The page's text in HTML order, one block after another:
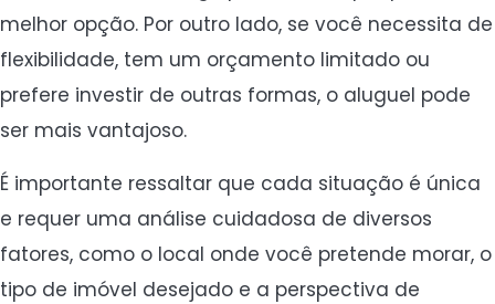
melhor opção. Por outro lado, se você necessita de
flexibilidade, tem um orçamento limitado ou
prefere investir de outras formas, o aluguel pode
ser mais vantajoso.
É importante ressaltar que cada situação é única
e requer uma análise cuidadosa de diversos
fatores, como o local onde você pretende morar, o
tipo de imóvel desejado e a perspectiva de